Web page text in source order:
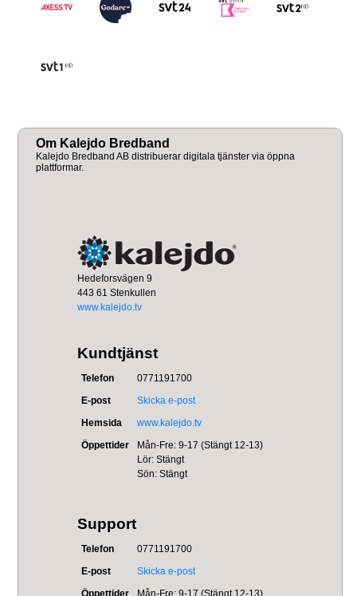
Om Kalejdo Bredband
Kalejdo Bredband AB distribuerar digitala tjänster via öppna
plattformar.
Hedeforsvägen 9
443 61 Stenkullen
www.kalejdo.tv
Kundtjänst
Telefon
0771191700
E-post
Skicka e-post
Hemsida
www.kalejdo.tv
Öppettider
Mån-Fre: 9-17 (Stängt 12-13)
Lör: Stängt
Sön: Stängt
Support
Telefon
0771191700
E-post
Skicka e-post
Öppettider
Mån-Fre: 9-17 (Stängt 12-13)